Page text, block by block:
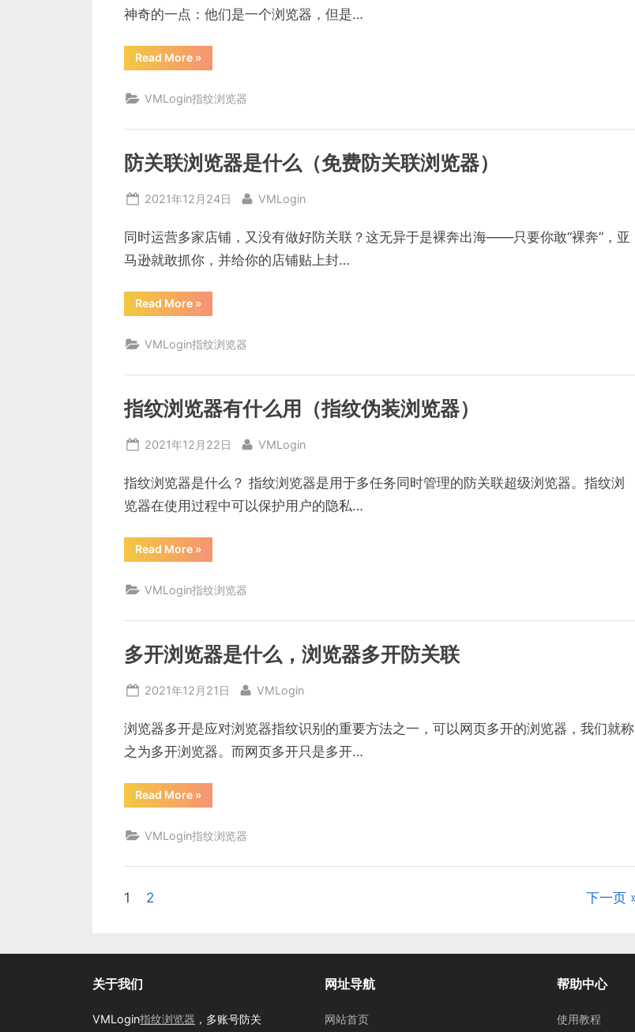
神奇的一点：他们是一个浏览器，但是…
Read More“虚
拟
览
器
什
么
»
VMLogin指纹浏览器
防关联浏览器是什么（免费防关联浏览器）
Posted
2021年12月24日 By
VMLogin
同时运营多家店铺，又没有做好防关联？这无异于是裸奔出海——只要你敢“裸奔”，亚
马逊就敢抓你，并给你的店铺贴上封…
Read More“防
关
览
什
（免
费
联
器）”
»
VMLogin指纹浏览器
指纹浏览器有什么用（指纹伪装浏览器）
Posted
2021年12月22日 By
VMLogin
指纹浏览器是什么？ 指纹浏览器是用于多任务同时管理的防关联超级浏览器。指纹浏
览器在使用过程中可以保护用户的隐私…
Read More“指
纹
器
么
（指
纹
浏
»
VMLogin指纹浏览器
多开浏览器是什么，浏览器多开防关联
Posted
2021年12月21日 By
VMLogin
浏览器多开是应对浏览器指纹识别的重要方法之一，可以网页多开的浏览器，我们就称
之为多开浏览器。而网页多开只是多开…
Read More“多
开
器
么，
»
VMLogin指纹浏览器
文
分
页
1 2 下一页
关于我们
VMLogin指纹浏览器 ，多账号防关
网址导航
网站首页
帮助中心
使用教程